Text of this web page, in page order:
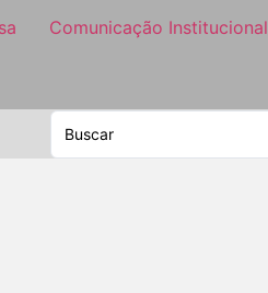
Comunicação Institucional